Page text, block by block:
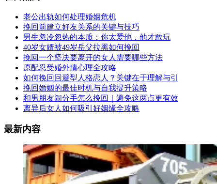
老公出轨如何处理婚姻危机
挽回前建立好友关系的关键与技巧
男生忽冷忽热的本质：你太爱他，他才敢玩
40岁女婿被49岁岳父拉黑如何挽回
挽回一个坚决要离开的女人需要哪些方法
原配忍受婚外情心理全攻略
如何挽回回避型人格恋人？关键在于理解与引
挽回婚姻的最佳时机与自我提升策略
和男朋友闹分手怎么挽回｜避免这两点更有效
离异后女人如何吸引好姻缘全攻略
最新内容